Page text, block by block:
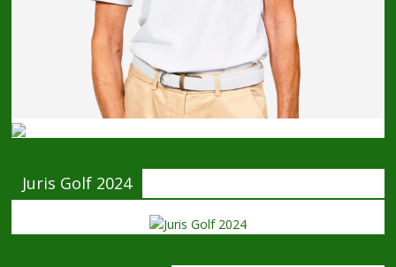
Juris Golf 2024